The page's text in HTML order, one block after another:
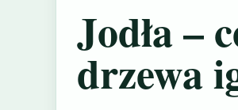
Jodła –
drzewa